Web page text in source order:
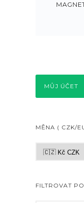
MŮJ ÚČET
MĚNA ( CZK/
FILTROVAT